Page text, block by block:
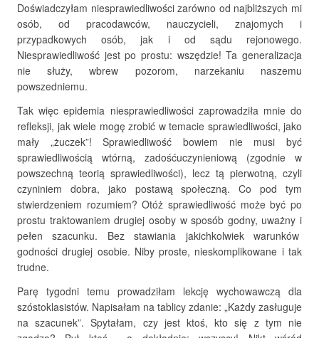
Doświadczyłam niesprawiedliwości zarówno od najbliższych mi
osób, od pracodawców, nauczycieli, znajomych i
przypadkowych osób, jak i od sądu rejonowego.
Niesprawiedliwość jest po prostu: wszędzie! Ta generalizacja
nie służy, wbrew pozorom, narzekaniu naszemu
powszedniemu.
Tak więc epidemia niesprawiedliwości zaprowadziła mnie do
refleksji, jak wiele mogę zrobić w temacie sprawiedliwości, jako
mały „żuczek”! Sprawiedliwość bowiem nie musi być
sprawiedliwością wtórną, zadośćuczynieniową (zgodnie w
powszechną teorią sprawiedliwości), lecz tą pierwotną, czyli
czyniniem dobra, jako postawą społeczną. Co pod tym
stwierdzeniem rozumiem? Otóż sprawiedliwość może być po
prostu traktowaniem drugiej osoby w sposób godny, uważny i
pełen szacunku. Bez stawiania jakichkolwiek warunków
godności drugiej osobie. Niby proste, nieskomplikowane i tak
trudne.
Parę tygodni temu prowadziłam lekcję wychowawczą dla
szóstoklasistów. Napisałam na tablicy zdanie: „Każdy zasługuje
na szacunek”. Spytałam, czy jest ktoś, kto się z tym nie